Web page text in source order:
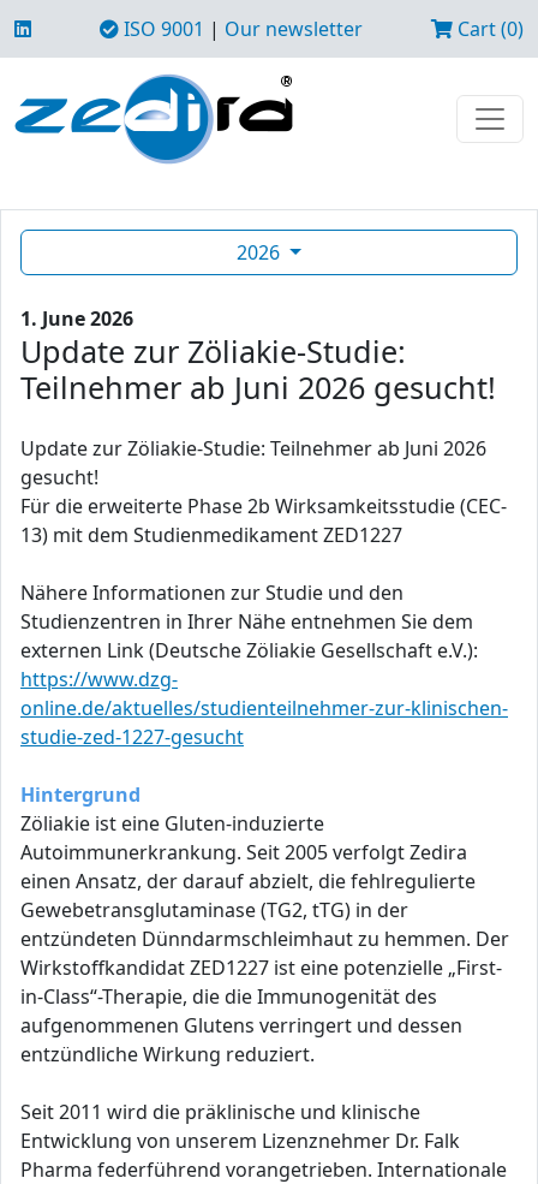
ISO 9001 | Our newsletter Cart (0)
2026
1. June 2026
Update zur Zöliakie-Studie:
Teilnehmer ab Juni 2026 gesucht!
Update zur Zöliakie-Studie: Teilnehmer ab Juni 2026
gesucht!
Für die erweiterte Phase 2b Wirksamkeitsstudie (CEC-
13) mit dem Studienmedikament ZED1227
Nähere Informationen zur Studie und den
Studienzentren in Ihrer Nähe entnehmen Sie dem
externen Link (Deutsche Zöliakie Gesellschaft e.V.):
https://www.dzg-
online.de/aktuelles/studienteilnehmer-zur-klinischen-
studie-zed-1227-gesucht
Hintergrund
Zöliakie ist eine Gluten-induzierte
Autoimmunerkrankung. Seit 2005 verfolgt Zedira
einen Ansatz, der darauf abzielt, die fehlregulierte
Gewebetransglutaminase (TG2, tTG) in der
entzündeten Dünndarmschleimhaut zu hemmen. Der
Wirkstoffkandidat ZED1227 ist eine potenzielle „First-
in-Class“-Therapie, die die Immunogenität des
aufgenommenen Glutens verringert und dessen
entzündliche Wirkung reduziert.
Seit 2011 wird die präklinische und klinische
Entwicklung von unserem Lizenznehmer Dr. Falk
Pharma federführend vorangetrieben. Internationale